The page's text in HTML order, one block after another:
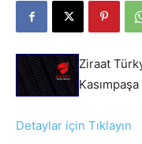
Ziraat
Detaylar için Tıklayın